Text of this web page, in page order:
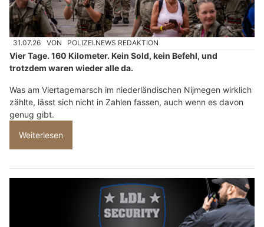
31.07.26 VON POLIZEI.NEWS REDAKTION
Vier Tage. 160 Kilometer. Kein Sold, kein Befehl, und
trotzdem waren wieder alle da.
Was am Viertagemarsch im niederländischen Nijmegen wirklich
zählte, lässt sich nicht in Zahlen fassen, auch wenn es davon
genug gibt.
Weiterlesen